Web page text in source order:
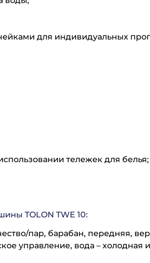
для индивидуальных
тележек для белья;
TOLON TWE 10:
пар, барабан, передняя,
управление, вода – холодная